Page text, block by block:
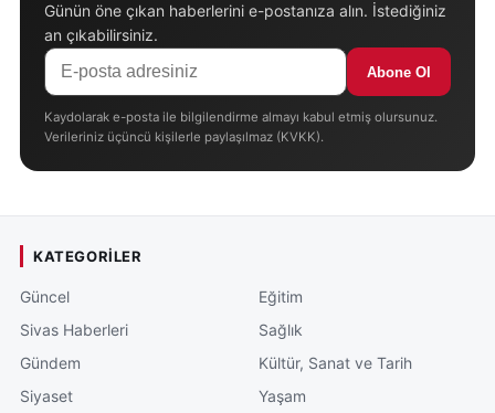
Günün öne çıkan haberlerini e-postanıza alın. İstediğiniz
an çıkabilirsiniz.
Abone Ol
Kaydolarak e-posta ile bilgilendirme almayı kabul etmiş olursunuz.
Verileriniz üçüncü kişilerle paylaşılmaz (KVKK).
KATEGORILER
Güncel
Sivas Haberleri
Gündem
Siyaset
Eğitim
Sağlık
Kültür, Sanat ve Tarih
Yaşam